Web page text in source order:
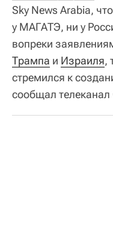
Sky News Arabia,
у МАГАТЭ, ни у
вопреки
Трампа и Израиля,
стремился к
сообщал телеканал